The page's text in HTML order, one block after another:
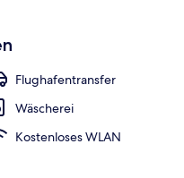
Flughafentransfer
Wäscherei
Kostenloses WLAN